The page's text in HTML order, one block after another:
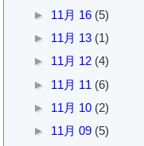
► 11月 16 (5)
► 11月 13 (1)
► 11月 12 (4)
► 11月 11 (6)
► 11月 10 (2)
► 11月 09 (5)